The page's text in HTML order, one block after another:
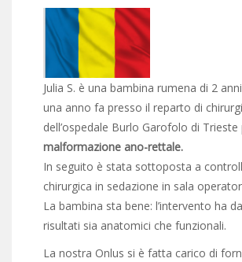
Julia S. è una bambina rumena di 2
una anno fa presso il reparto di
dell’ospedale Burlo Garofolo di Trieste
malformazione ano-rettale.
In seguito è stata sottoposta a
chirurgica in sedazione in sala
La bambina sta bene: l’intervento ha
risultati sia anatomici che funzionali.
La nostra Onlus si è fatta carico di